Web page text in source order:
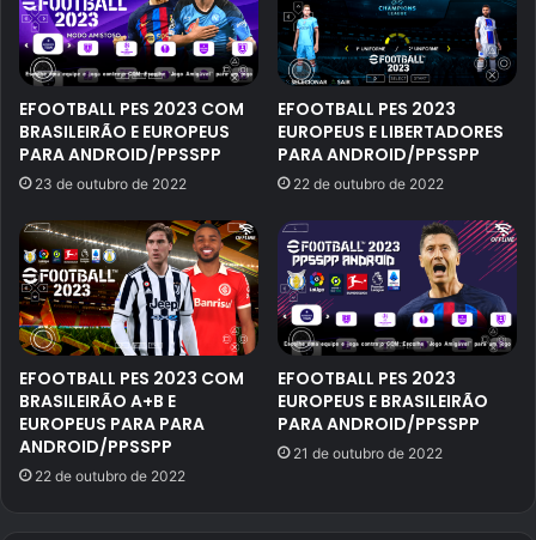
EFOOTBALL PES 2023 COM
BRASILEIRÃO E EUROPEUS
PARA ANDROID/PPSSPP
23 de outubro de 2022
EFOOTBALL PES 2023
EUROPEUS E LIBERTADORES
PARA ANDROID/PPSSPP
22 de outubro de 2022
EFOOTBALL PES 2023 COM
BRASILEIRÃO A+B E
EUROPEUS PARA PARA
ANDROID/PPSSPP
22 de outubro de 2022
EFOOTBALL PES 2023
EUROPEUS E BRASILEIRÃO
PARA ANDROID/PPSSPP
21 de outubro de 2022